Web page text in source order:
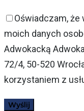
Oświadczam,
moich danych
Adwokacką
72/4, 50-520
korzystaniem z